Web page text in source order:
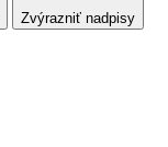
Zvýrazniť nadpisy